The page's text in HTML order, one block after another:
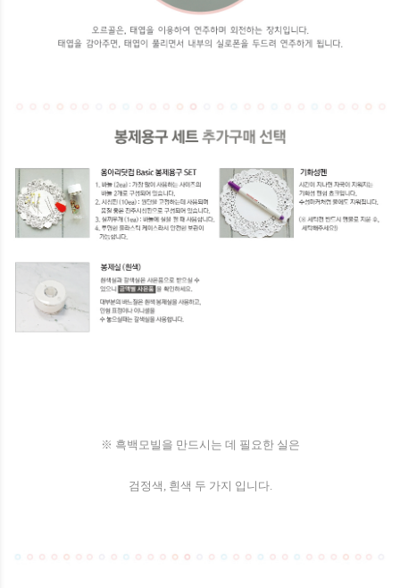
※ 흑백모빌을 만드시는 데 필요한 실은
검정색, 흰색 두 가지 입니다.